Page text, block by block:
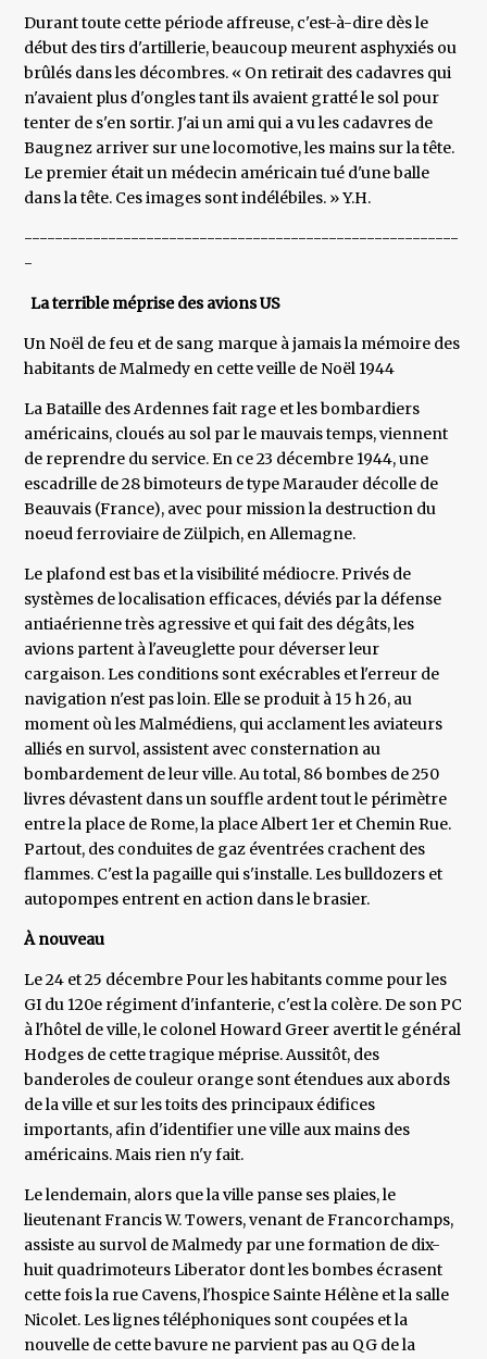
Durant toute cette période affreuse, c'est-à-dire dès le
début des tirs d'artillerie, beaucoup meurent asphyxiés ou
brûlés dans les décombres. « On retirait des cadavres qui
n'avaient plus d'ongles tant ils avaient gratté le sol pour
tenter de s'en sortir. J'ai un ami qui a vu les cadavres de
Baugnez arriver sur une locomotive, les mains sur la tête.
Le premier était un médecin américain tué d'une balle
dans la tête. Ces images sont indélébiles. » Y.H.
---------------------------------------------------------
-
La terrible méprise des avions US
Un Noël de feu et de sang marque à jamais la mémoire des
habitants de Malmedy en cette veille de Noël 1944
La Bataille des Ardennes fait rage et les bombardiers
américains, cloués au sol par le mauvais temps, viennent
de reprendre du service. En ce 23 décembre 1944, une
escadrille de 28 bimoteurs de type Marauder décolle de
Beauvais (France), avec pour mission la destruction du
noeud ferroviaire de Zülpich, en Allemagne.
Le plafond est bas et la visibilité médiocre. Privés de
systèmes de localisation efficaces, déviés par la défense
antiaérienne très agressive et qui fait des dégâts, les
avions partent à l'aveuglette pour déverser leur
cargaison. Les conditions sont exécrables et l'erreur de
navigation n'est pas loin. Elle se produit à 15 h 26, au
moment où les Malmédiens, qui acclament les aviateurs
alliés en survol, assistent avec consternation au
bombardement de leur ville. Au total, 86 bombes de 250
livres dévastent dans un souffle ardent tout le périmètre
entre la place de Rome, la place Albert 1er et Chemin Rue.
Partout, des conduites de gaz éventrées crachent des
flammes. C'est la pagaille qui s'installe. Les bulldozers et
autopompes entrent en action dans le brasier.
À nouveau
Le 24 et 25 décembre Pour les habitants comme pour les
GI du 120e régiment d'infanterie, c'est la colère. De son PC
à l'hôtel de ville, le colonel Howard Greer avertit le général
Hodges de cette tragique méprise. Aussitôt, des
banderoles de couleur orange sont étendues aux abords
de la ville et sur les toits des principaux édifices
importants, afin d'identifier une ville aux mains des
américains. Mais rien n'y fait.
Le lendemain, alors que la ville panse ses plaies, le
lieutenant Francis W. Towers, venant de Francorchamps,
assiste au survol de Malmedy par une formation de dix-
huit quadrimoteurs Liberator dont les bombes écrasent
cette fois la rue Cavens, l'hospice Sainte Hélène et la salle
Nicolet. Les lignes téléphoniques sont coupées et la
nouvelle de cette bavure ne parvient pas au QG de la